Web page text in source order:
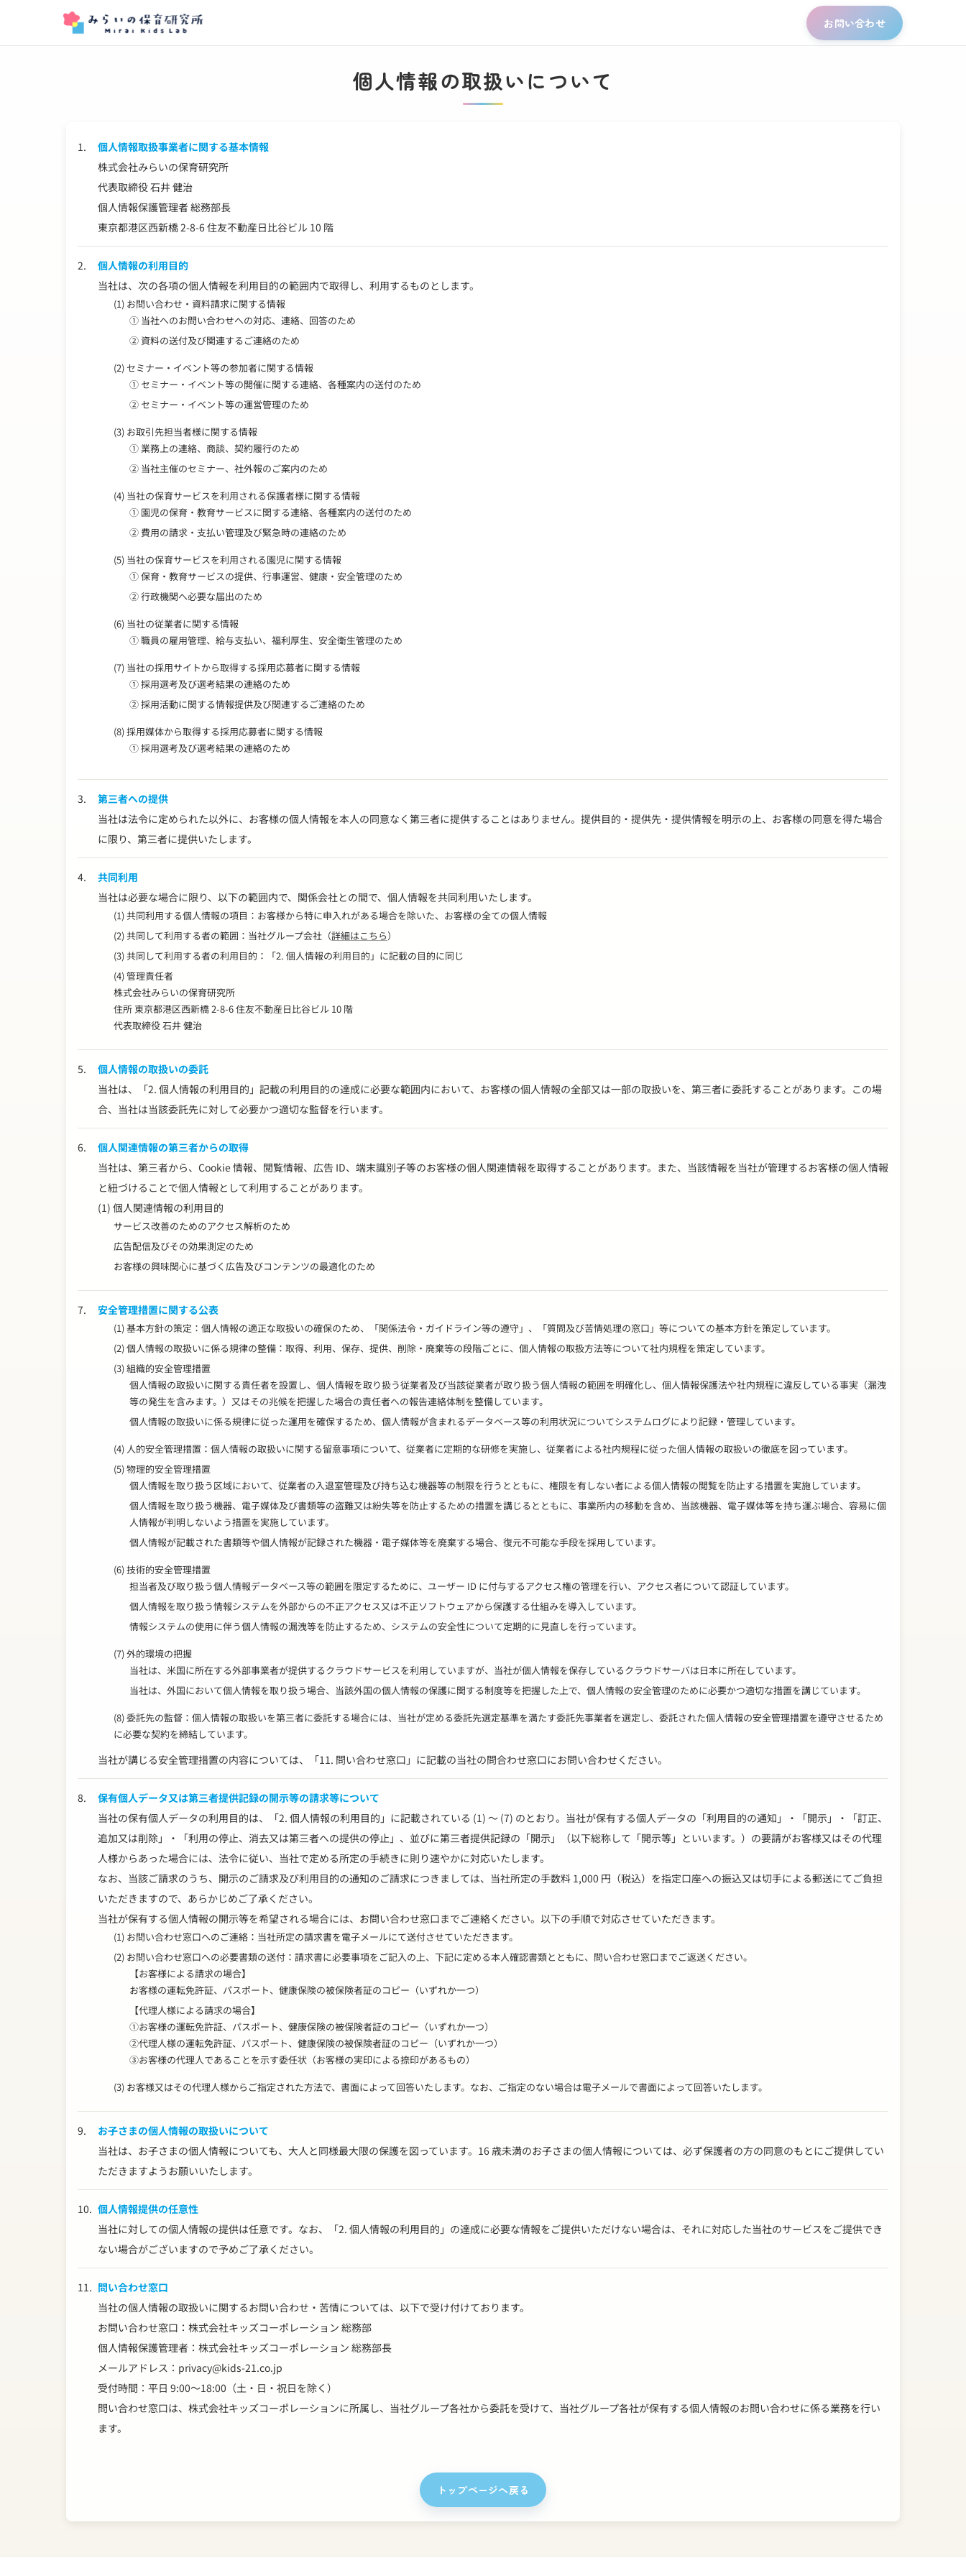
お問い合わせ
個人情報の取扱いについて
1.
個人情報取扱事業者に関する基本情報
株式会社みらいの保育研究所
代表取締役 石井 健治
個人情報保護管理者 総務部長
東京都港区西新橋 2-8-6 住友不動産日比谷ビル 10 階
2.
個人情報の利用目的
当社は、次の各項の個人情報を利用目的の範囲内で取得し、利用するものとします。
(1) お問い合わせ・資料請求に関する情報
① 当社へのお問い合わせへの対応、連絡、回答のため
② 資料の送付及び関連するご連絡のため
(2) セミナー・イベント等の参加者に関する情報
① セミナー・イベント等の開催に関する連絡、各種案内の送付のため
② セミナー・イベント等の運営管理のため
(3) お取引先担当者様に関する情報
① 業務上の連絡、商談、契約履行のため
② 当社主催のセミナー、社外報のご案内のため
(4) 当社の保育サービスを利用される保護者様に関する情報
① 園児の保育・教育サービスに関する連絡、各種案内の送付のため
② 費用の請求・支払い管理及び緊急時の連絡のため
(5) 当社の保育サービスを利用される園児に関する情報
① 保育・教育サービスの提供、行事運営、健康・安全管理のため
② 行政機関へ必要な届出のため
(6) 当社の従業者に関する情報
① 職員の雇用管理、給与支払い、福利厚生、安全衛生管理のため
(7) 当社の採用サイトから取得する採用応募者に関する情報
① 採用選考及び選考結果の連絡のため
② 採用活動に関する情報提供及び関連するご連絡のため
(8) 採用媒体から取得する採用応募者に関する情報
① 採用選考及び選考結果の連絡のため
3.
第三者への提供
当社は法令に定められた以外に、お客様の個人情報を本人の同意なく第三者に提供することはありません。提供目的・提供先・提供情報を明示の上、お客様の同意を得た場合
に限り、第三者に提供いたします。
4.
共同利用
当社は必要な場合に限り、以下の範囲内で、関係会社との間で、個人情報を共同利用いたします。
(1) 共同利用する個人情報の項目：お客様から特に申入れがある場合を除いた、お客様の全ての個人情報
(2) 共同して利用する者の範囲：当社グループ会社（詳細はこちら）
(3) 共同して利用する者の利用目的：「2. 個人情報の利用目的」に記載の目的に同じ
(4) 管理責任者
株式会社みらいの保育研究所
住所 東京都港区西新橋 2-8-6 住友不動産日比谷ビル 10 階
代表取締役 石井 健治
5.
個人情報の取扱いの委託
当社は、「2. 個人情報の利用目的」記載の利用目的の達成に必要な範囲内において、お客様の個人情報の全部又は一部の取扱いを、第三者に委託することがあります。この場
合、当社は当該委託先に対して必要かつ適切な監督を行います。
6.
個人関連情報の第三者からの取得
当社は、第三者から、Cookie 情報、閲覧情報、広告 ID、端末識別子等のお客様の個人関連情報を取得することがあります。また、当該情報を当社が管理するお客様の個人情報
と紐づけることで個人情報として利用することがあります。
(1) 個人関連情報の利用目的
サービス改善のためのアクセス解析のため
広告配信及びその効果測定のため
お客様の興味関心に基づく広告及びコンテンツの最適化のため
7. 安全管理措置に関する公表
(1) 基本方針の策定：個人情報の適正な取扱いの確保のため、「関係法令・ガイドライン等の遵守」、「質問及び苦情処理の窓口」等についての基本方針を策定しています。
(2) 個人情報の取扱いに係る規律の整備：取得、利用、保存、提供、削除・廃棄等の段階ごとに、個人情報の取扱方法等について社内規程を策定しています。
(3) 組織的安全管理措置
個人情報の取扱いに関する責任者を設置し、個人情報を取り扱う従業者及び当該従業者が取り扱う個人情報の範囲を明確化し、個人情報保護法や社内規程に違反している事実（漏洩
等の発生を含みます。）又はその兆候を把握した場合の責任者への報告連絡体制を整備しています。
個人情報の取扱いに係る規律に従った運用を確保するため、個人情報が含まれるデータベース等の利用状況についてシステムログにより記録・管理しています。
(4) 人的安全管理措置：個人情報の取扱いに関する留意事項について、従業者に定期的な研修を実施し、従業者による社内規程に従った個人情報の取扱いの徹底を図っています。
(5) 物理的安全管理措置
個人情報を取り扱う区域において、従業者の入退室管理及び持ち込む機器等の制限を行うとともに、権限を有しない者による個人情報の閲覧を防止する措置を実施しています。
個人情報を取り扱う機器、電子媒体及び書類等の盗難又は紛失等を防止するための措置を講じるとともに、事業所内の移動を含め、当該機器、電子媒体等を持ち運ぶ場合、容易に個
人情報が判明しないよう措置を実施しています。
個人情報が記載された書類等や個人情報が記録された機器・電子媒体等を廃棄する場合、復元不可能な手段を採用しています。
(6) 技術的安全管理措置
担当者及び取り扱う個人情報データベース等の範囲を限定するために、ユーザー ID に付与するアクセス権の管理を行い、アクセス者について認証しています。
個人情報を取り扱う情報システムを外部からの不正アクセス又は不正ソフトウェアから保護する仕組みを導入しています。
情報システムの使用に伴う個人情報の漏洩等を防止するため、システムの安全性について定期的に見直しを行っています。
(7) 外的環境の把握
当社は、米国に所在する外部事業者が提供するクラウドサービスを利用していますが、当社が個人情報を保存しているクラウドサーバは日本に所在しています。
当社は、外国において個人情報を取り扱う場合、当該外国の個人情報の保護に関する制度等を把握した上で、個人情報の安全管理のために必要かつ適切な措置を講じています。
(8) 委託先の監督：個人情報の取扱いを第三者に委託する場合には、当社が定める委託先選定基準を満たす委託先事業者を選定し、委託された個人情報の安全管理措置を遵守させるため
に必要な契約を締結しています。
当社が講じる安全管理措置の内容については、「11. 問い合わせ窓口」に記載の当社の問合わせ窓口にお問い合わせください。
8.
保有個人データ又は第三者提供記録の開示等の請求等について
当社の保有個人データの利用目的は、「2. 個人情報の利用目的」に記載されている (1) ～ (7) のとおり。当社が保有する個人データの「利用目的の通知」・「開示」・「訂正、
追加又は削除」・「利用の停止、消去又は第三者への提供の停止」、並びに第三者提供記録の「開示」（以下総称して「開示等」といいます。）の要請がお客様又はその代理
人様からあった場合には、法令に従い、当社で定める所定の手続きに則り速やかに対応いたします。
なお、当該ご請求のうち、開示のご請求及び利用目的の通知のご請求につきましては、当社所定の手数料 1,000 円（税込）を指定口座への振込又は切手による郵送にてご負担
いただきますので、あらかじめご了承ください。
当社が保有する個人情報の開示等を希望される場合には、お問い合わせ窓口までご連絡ください。以下の手順で対応させていただきます。
(1) お問い合わせ窓口へのご連絡：当社所定の請求書を電子メールにて送付させていただきます。
(2) お問い合わせ窓口への必要書類の送付：請求書に必要事項をご記入の上、下記に定める本人確認書類とともに、問い合わせ窓口までご返送ください。
【お客様による請求の場合】
お客様の運転免許証、パスポート、健康保険の被保険者証のコピー（いずれか一つ）
【代理人様による請求の場合】
①お客様の運転免許証、パスポート、健康保険の被保険者証のコピー（いずれか一つ）
②代理人様の運転免許証、パスポート、健康保険の被保険者証のコピー（いずれか一つ）
③お客様の代理人であることを示す委任状（お客様の実印による捺印があるもの）
(3) お客様又はその代理人様からご指定された方法で、書面によって回答いたします。なお、ご指定のない場合は電子メールで書面によって回答いたします。
9.
お子さまの個人情報の取扱いについて
当社は、お子さまの個人情報についても、大人と同様最大限の保護を図っています。16 歳未満のお子さまの個人情報については、必ず保護者の方の同意のもとにご提供してい
ただきますようお願いいたします。
10. 個人情報提供の任意性
当社に対しての個人情報の提供は任意です。なお、「2. 個人情報の利用目的」の達成に必要な情報をご提供いただけない場合は、それに対応した当社のサービスをご提供でき
ない場合がございますので予めご了承ください。
11. 問い合わせ窓口
当社の個人情報の取扱いに関するお問い合わせ・苦情については、以下で受け付けております。
お問い合わせ窓口：株式会社キッズコーポレーション 総務部
個人情報保護管理者：株式会社キッズコーポレーション 総務部長
メールアドレス： privacy@kids-21.co.jp
受付時間：平日 9:00～18:00（土・日・祝日を除く）
問い合わせ窓口は、株式会社キッズコーポレーションに所属し、当社グループ各社から委託を受けて、当社グループ各社が保有する個人情報のお問い合わせに係る業務を行い
ます。
トップページへ戻る